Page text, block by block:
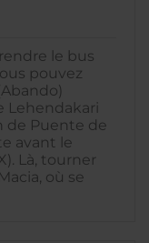
le bus
pouvez
Lehendakari
de Puente de
avant le
Là, tourner
où se